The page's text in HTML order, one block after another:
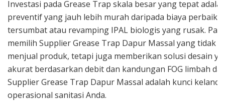
Investasi pada Grease Trap skala besar yang tepat
preventif yang jauh lebih murah daripada biaya
tersumbat atau revamping IPAL biologis yang rusak.
memilih Supplier Grease Trap Dapur Massal yang tidak
menjual produk, tetapi juga memberikan solusi desain
akurat berdasarkan debit dan kandungan FOG limbah
Supplier Grease Trap Dapur Massal adalah kunci
operasional sanitasi Anda.